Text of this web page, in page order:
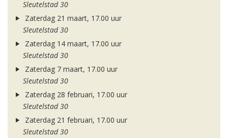
Sleutelstad 30
Zaterdag 21 maart, 17.00 uur
Sleutelstad 30
Zaterdag 14 maart, 17.00 uur
Sleutelstad 30
Zaterdag 7 maart, 17.00 uur
Sleutelstad 30
Zaterdag 28 februari, 17.00 uur
Sleutelstad 30
Zaterdag 21 februari, 17.00 uur
Sleutelstad 30